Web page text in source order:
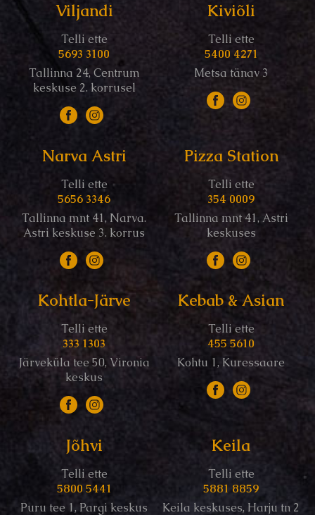
Viljandi
Telli ette
5693 3100
Tallinna 24, Centrum
keskuse 2. korrusel
Kiviõli
Telli ette
5400 4271
Metsa tänav 3
Narva Astri
Telli ette
5656 3346
Tallinna mnt 41, Narva.
Astri keskuse 3. korrus
Pizza Station
Telli ette
354 0009
Tallinna mnt 41, Astri
keskuses
Kohtla-Järve
Telli ette
333 1303
Järveküla tee 50, Vironia
keskus
Kebab & Asian
Telli ette
455 5610
Kohtu 1, Kuressaare
Jõhvi
Telli ette
5800 5441
Puru tee 1, Pargi keskus
Keila
Telli ette
5881 8859
Keila keskuses, Harju tn 2